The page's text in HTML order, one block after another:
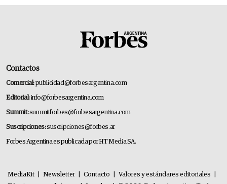
Contactos
Comercial:publicidad@forbesargentina.com
Editorial:info@forbesargentina.com
Summit:summitforbes@forbesargentina.com
Suscripciones:suscripciones@forbes.ar
Forbes Argentina es publicada por HT Media SA.
MediaKit Newsletter Contacto Valores y estándares editoriales